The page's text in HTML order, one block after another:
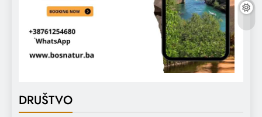
DRUŠTVO